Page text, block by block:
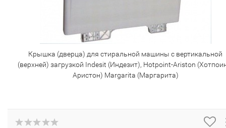
Крышка (дверца) для стиральной машины с вертикальной
(верхней) загрузкой Indesit (Индезит), Hotpoint-Ariston
Аристон) Margarita (Маргарита)